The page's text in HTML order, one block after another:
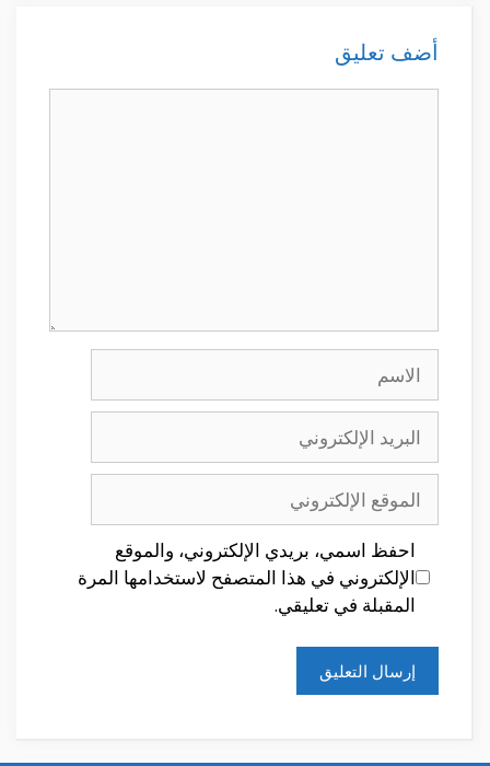
أضف تعليق
الاسم
البريد
الإلكتروني
الموقع
الإلكتروني
احفظ اسمي، بريدي الإلكتروني، والموقع
الإلكتروني في هذا المتصفح لاستخدامها المرة
المقبلة في تعليقي.